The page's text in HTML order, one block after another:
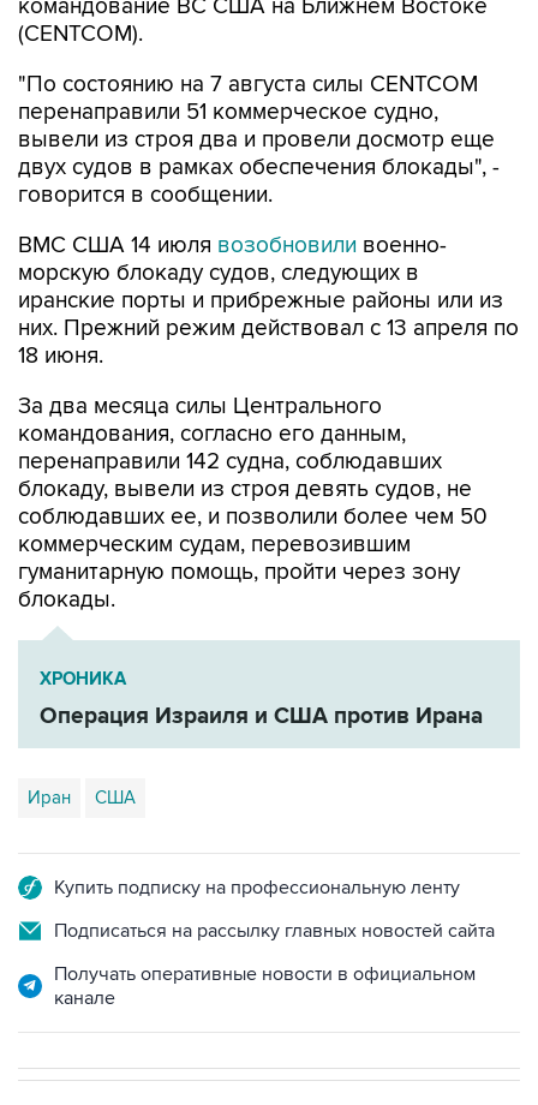
"По состоянию на 7 августа силы CENTCOM
вывели из строя два и провели досмотр еще
двух судов в рамках обеспечения блокады", -
говорится в сообщении.
ВМС США 14 июлявозобновили
иранские порты и прибрежные районы или из
них. Прежний режим действовал с 13 апреля по
18 июня.
За два месяца силы Центрального
перенаправили 142 судна, соблюдавших
блокаду, вывели из строя девять судов, не
соблюдавших ее, и позволили более чем 50
коммерческим судам, перевозившим
гуманитарную помощь, пройти через зону
блокады.
ХРОНИКА
Операция Израиля и США против Ирана
Иран США
Подписаться на рассылку главных новостей сайта
Получать оперативные новости в официальном